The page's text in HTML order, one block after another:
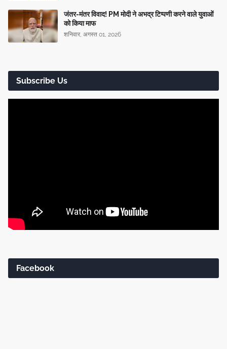
जंतर-मंतर विवाद! PM मोदी ने अभद्र टिप्पणी करने वाले युवाओं
को किया माफ
शनिवार, अगस्त 01, 2026
Subscribe Us
Facebook